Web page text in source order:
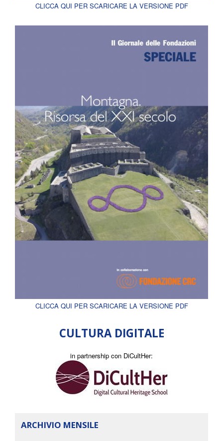
CLICCA QUI PER SCARICARE LA VERSIONE PDF
CLICCA QUI PER SCARICARE LA VERSIONE PDF
CULTURA DIGITALE
in partnership con DiCultHer:
ARCHIVIO MENSILE